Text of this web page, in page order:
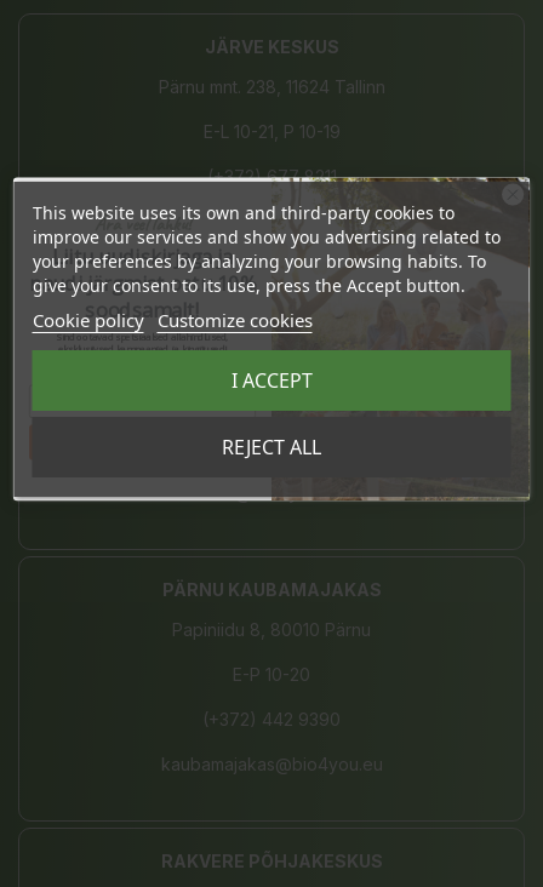
JÄRVE KESKUS
Pärnu mnt. 238, 11624 Tallinn
E-L 10-21, P 10-19
(+372) 677 8211
info@bio4you.eu
TARTU KVARTAL
(+372) 680 7787
tartu@bio4you.eu
PÄRNU KAUBAMAJAKAS
Papiniidu 8, 80010 Pärnu
E-P 10-20
(+372) 442 9390
kaubamajakas@bio4you.eu
RAKVERE PÕHJAKESKUS
This website uses its own and third-party cookies to
improve our services and show you advertising related to
your preferences by analyzing your browsing habits. To
give your consent to its use, press the Accept button.
Cookie policy Customize cookies
REJECT ALL
I ACCEPT
Ära veel lahku!
Liitu uudiskirjaga ja
naudi järgmist ostu 10%
soodsamalt!
Sind ootavad spetsiaalsed allahindlused,
eksklusiivsed kampaaniad ja kingitused!